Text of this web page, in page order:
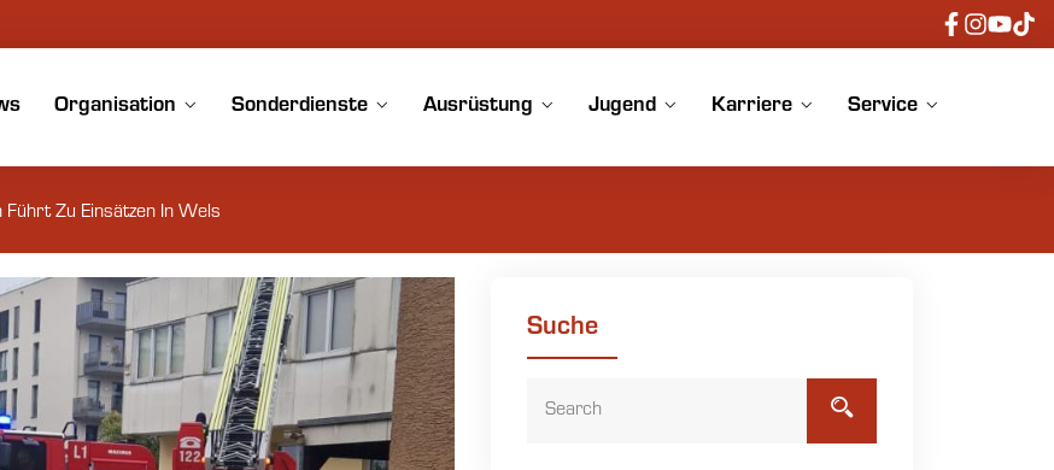
Organisation Sonderdienste Ausrüstung Jugend Karriere Service
Führt Zu Einsätzen In Wels
Suche